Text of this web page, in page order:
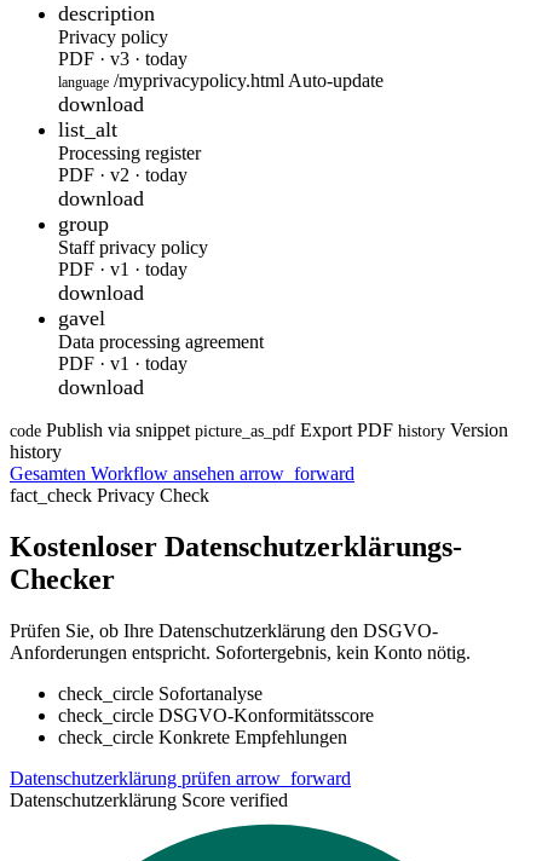
description
Privacy policy
PDF · v3 · today
language /myprivacypolicy.html Auto-update
download
list_alt
Processing register
PDF · v2 · today
download
group
Staff privacy policy
PDF · v1 · today
download
gavel
Data processing agreement
PDF · v1 · today
download
code Publish via snippet picture_as_pdf Export PDF history Version
history
Gesamten Workflow ansehen arrow_forward
fact_check Privacy Check
Kostenloser Datenschutzerklärungs-
Checker
Prüfen Sie, ob Ihre Datenschutzerklärung den DSGVO-
Anforderungen entspricht. Sofortergebnis, kein Konto nötig.
check_circle Sofortanalyse
check_circle DSGVO-Konformitätsscore
check_circle Konkrete Empfehlungen
Datenschutzerklärung prüfen arrow_forward
Datenschutzerklärung Score verified